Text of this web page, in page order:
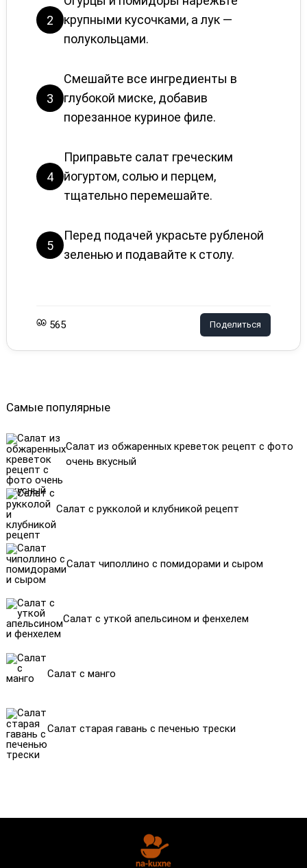
Самые популярные
Салат из обжаренных креветок рецепт с фото
очень вкусный
Салат с рукколой и клубникой рецепт
Салат чиполлино с помидорами и сыром
Салат с уткой апельсином и фенхелем
Салат с манго
Салат старая гавань с печенью трески
2
крупными кусочками, а лук —
полукольцами.
3
Смешайте все ингредиенты в
глубокой миске, добавив
порезанное куриное филе.
4
Приправьте салат греческим
йогуртом, солью и перцем,
тщательно перемешайте.
5
Перед подачей украсьте рубленой
зеленью и подавайте к столу.
565 Поделиться